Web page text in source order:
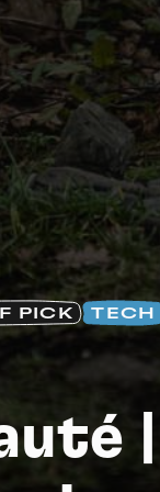
PICK TECH